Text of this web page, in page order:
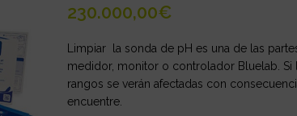
€
Limpiar la sonda de pH es una de las
medidor, monitor o controlador Bluelab. Si
rangos se verán afectadas con
encuentre.